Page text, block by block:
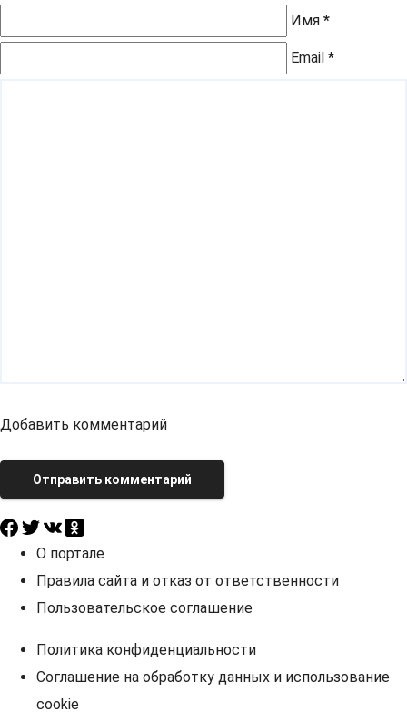
Имя *
Email *
Добавить комментарий
Отправить комментарий
О портале
Правила сайта и отказ от ответственности
Пользовательское соглашение
Политика конфиденциальности
Соглашение на обработку данных и использование
cookie